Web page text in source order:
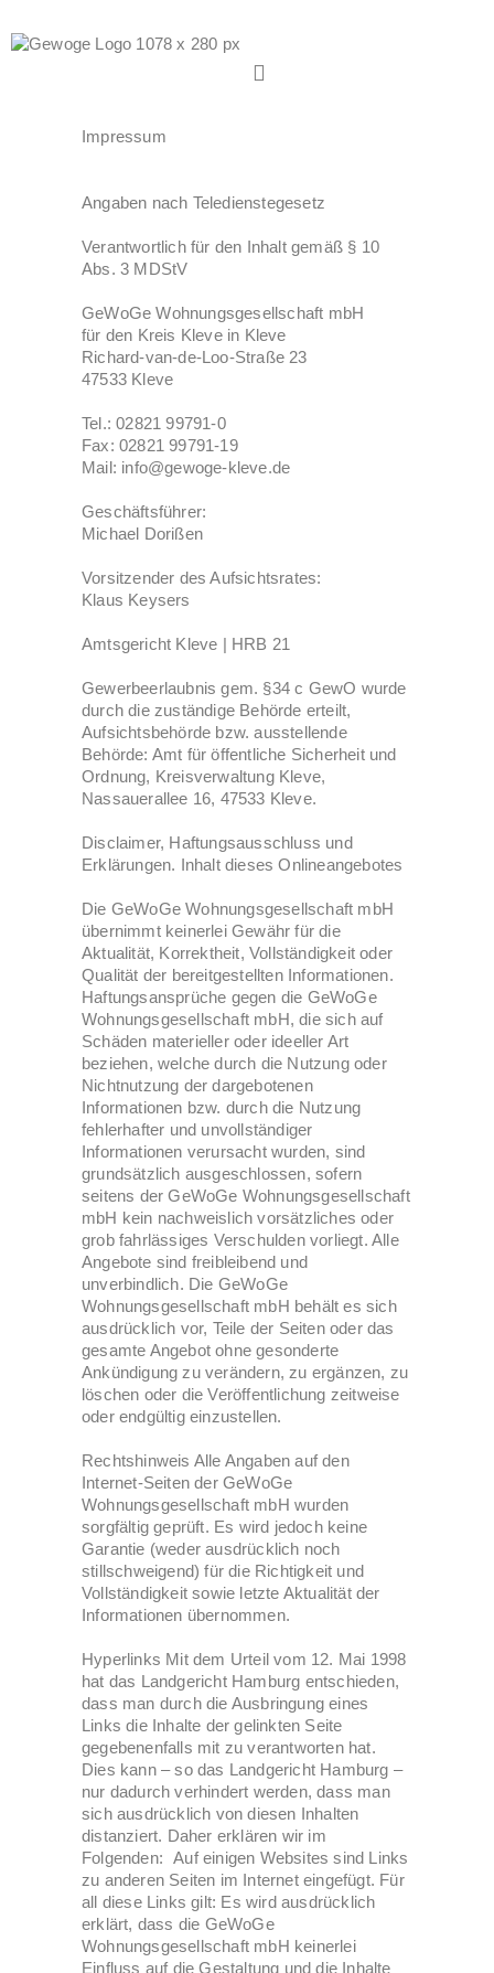
Impressum
Angaben nach Teledienstegesetz
Verantwortlich für den Inhalt gemäß § 10
Abs. 3 MDStV
GeWoGe Wohnungsgesellschaft mbH
für den Kreis Kleve in Kleve
Richard-van-de-Loo-Straße 23
47533 Kleve
Tel.: 02821 99791-0
Fax: 02821 99791-19
Mail: info@gewoge-kleve.de
Geschäftsführer:
Michael Dorißen
Vorsitzender des Aufsichtsrates:
Klaus Keysers
Amtsgericht Kleve | HRB 21
Gewerbeerlaubnis gem. §34 c GewO wurde
durch die zuständige Behörde erteilt,
Aufsichtsbehörde bzw. ausstellende
Behörde: Amt für öffentliche Sicherheit und
Ordnung, Kreisverwaltung Kleve,
Nassauerallee 16, 47533 Kleve.
Disclaimer, Haftungsausschluss und
Erklärungen. Inhalt dieses Onlineangebotes
Die GeWoGe Wohnungsgesellschaft mbH
übernimmt keinerlei Gewähr für die
Aktualität, Korrektheit, Vollständigkeit oder
Qualität der bereitgestellten Informationen.
Haftungsansprüche gegen die GeWoGe
Wohnungsgesellschaft mbH, die sich auf
Schäden materieller oder ideeller Art
beziehen, welche durch die Nutzung oder
Nichtnutzung der dargebotenen
Informationen bzw. durch die Nutzung
fehlerhafter und unvollständiger
Informationen verursacht wurden, sind
grundsätzlich ausgeschlossen, sofern
seitens der GeWoGe Wohnungsgesellschaft
mbH kein nachweislich vorsätzliches oder
grob fahrlässiges Verschulden vorliegt. Alle
Angebote sind freibleibend und
unverbindlich. Die GeWoGe
Wohnungsgesellschaft mbH behält es sich
ausdrücklich vor, Teile der Seiten oder das
gesamte Angebot ohne gesonderte
Ankündigung zu verändern, zu ergänzen, zu
löschen oder die Veröffentlichung zeitweise
oder endgültig einzustellen.
Rechtshinweis Alle Angaben auf den
Internet-Seiten der GeWoGe
Wohnungsgesellschaft mbH wurden
sorgfältig geprüft. Es wird jedoch keine
Garantie (weder ausdrücklich noch
stillschweigend) für die Richtigkeit und
Vollständigkeit sowie letzte Aktualität der
Informationen übernommen.
Hyperlinks Mit dem Urteil vom 12. Mai 1998
hat das Landgericht Hamburg entschieden,
dass man durch die Ausbringung eines
Links die Inhalte der gelinkten Seite
gegebenenfalls mit zu verantworten hat.
Dies kann – so das Landgericht Hamburg –
nur dadurch verhindert werden, dass man
sich ausdrücklich von diesen Inhalten
distanziert. Daher erklären wir im
Folgenden: Auf einigen Websites sind Links
zu anderen Seiten im Internet eingefügt. Für
all diese Links gilt: Es wird ausdrücklich
erklärt, dass die GeWoGe
Wohnungsgesellschaft mbH keinerlei
Einfluss auf die Gestaltung und die Inhalte